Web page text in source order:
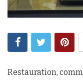
Restauration,